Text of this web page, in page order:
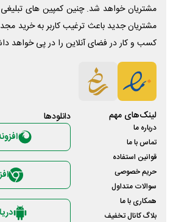
مشتریان خواهد شد. چنین کمپین های
مشتریان جدید باعث ترغیب کاربر به خرید
کسب و کار در فضای آنلاین را در پی خواهد
لینک‌های مهم
درباره ما
تماس با ما
قوانین استفاده
حریم خصوصی
سوالات متداول
همکاری با ما
بلاگ کانال تخفیف
دانلود‌ها